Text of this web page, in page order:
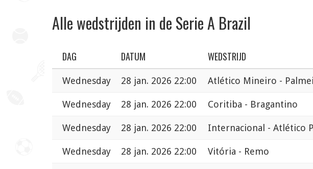
Alle wedstrijden in de Serie A Brazil
DAG DATUM WEDSTRIJD
Wednesday 28 jan. 2026 22:00 Atlético Mineiro -
Wednesday 28 jan. 2026 22:00 Coritiba - Bragantino
Wednesday 28 jan. 2026 22:00 Internacional - Atlético
Wednesday 28 jan. 2026 22:00 Vitória - Remo